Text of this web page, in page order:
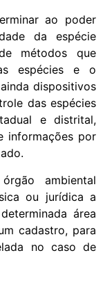
ao poder
da espécie
métodos que
espécies e o
dispositivos
das espécies
e distrital,
informações por
ambiental
ou jurídica a
área
cadastro, para
no caso de